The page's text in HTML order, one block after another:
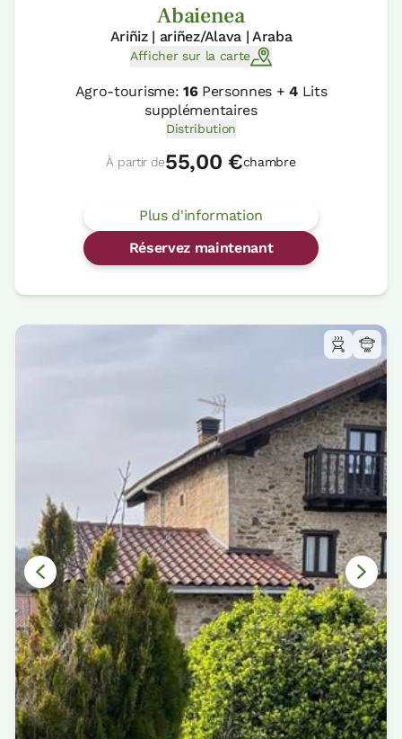
Abaienea
Ariñiz | ariñez/Alava | Araba
Afficher sur la carte
Agro-tourisme: 16Personnes +4Lits
supplémentaires
Distribution
À partir de55,00 €chambre
Plus d'information
Réservez maintenant